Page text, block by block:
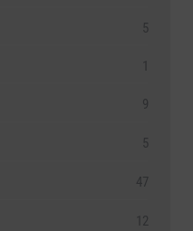
5
1
9
5
47
12